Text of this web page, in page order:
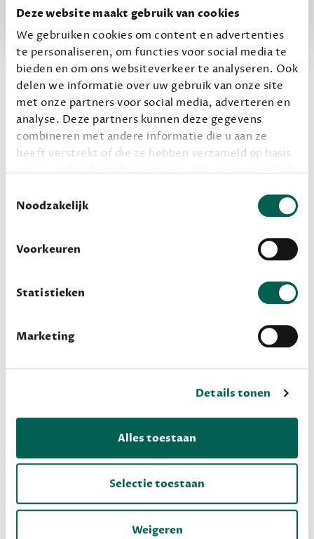
Deze website maakt gebruik van cookies
We gebruiken cookies om content en advertenties
te personaliseren, om functies voor social media te
bieden en om ons websiteverkeer te analyseren. Ook
delen we informatie over uw gebruik van onze site
met onze partners voor social media, adverteren en
analyse. Deze partners kunnen deze gegevens
combineren met andere informatie die u aan ze
heeft verstrekt of die ze hebben verzameld op basis
grondslag gebeurt, en er niet onnodig data van je
wordt verwerkt. Gevoelige persoonsgegevens delen
Noodzakelijk
Voorkeuren
Statistieken
Marketing
Details tonen
Alles toestaan
Selectie toestaan
Weigeren
Ik ben er ontzettend blij mee. Het past precies bij
wat ik graag lees, maar het is toch net anders.
Perfect dus!’
Mariska, 41 jaar
Boekentips van
Dewey
Dewey heen hebben gehaald. Daaruit volgde een
en geven je nog een extra lijst mee voor je eigen
Hidden Pictures is een aanrader voor fans van
griezelen met ee sci-fi randje. Een babysitter ziet hoe
haar oppasskindje opeens duistere tekeningen gaat
maken. Heeft dat iets te maken met een onopgeloste
moord uit het verleden?
Blonde van Joyce Carol Oates laat je de diepere kant
Kathleen Graber was een finalist van de National
Book Award en van de National Book Critics Circle
Award. Dit is een mooie collectie om haar werk te
leren kennen.
Tongkat van Peter Verhelst is een poetisch verhaal